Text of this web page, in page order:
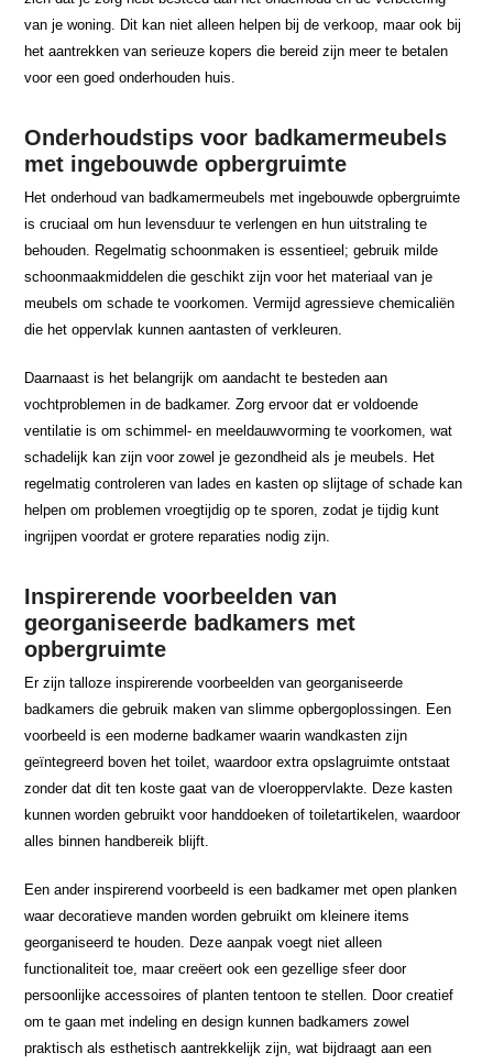
van je woning. Dit kan niet alleen helpen bij de verkoop, maar ook bij
het aantrekken van serieuze kopers die bereid zijn meer te betalen
voor een goed onderhouden huis.
Onderhoudstips voor badkamermeubels
met ingebouwde opbergruimte
Het onderhoud van badkamermeubels met ingebouwde opbergruimte
is cruciaal om hun levensduur te verlengen en hun uitstraling te
behouden. Regelmatig schoonmaken is essentieel; gebruik milde
schoonmaakmiddelen die geschikt zijn voor het materiaal van je
meubels om schade te voorkomen. Vermijd agressieve chemicaliën
die het oppervlak kunnen aantasten of verkleuren.
Daarnaast is het belangrijk om aandacht te besteden aan
vochtproblemen in de badkamer. Zorg ervoor dat er voldoende
ventilatie is om schimmel- en meeldauwvorming te voorkomen, wat
schadelijk kan zijn voor zowel je gezondheid als je meubels. Het
regelmatig controleren van lades en kasten op slijtage of schade kan
helpen om problemen vroegtijdig op te sporen, zodat je tijdig kunt
ingrijpen voordat er grotere reparaties nodig zijn.
Inspirerende voorbeelden van
georganiseerde badkamers met
opbergruimte
Er zijn talloze inspirerende voorbeelden van georganiseerde
badkamers die gebruik maken van slimme opbergoplossingen. Een
voorbeeld is een moderne badkamer waarin wandkasten zijn
geïntegreerd boven het toilet, waardoor extra opslagruimte ontstaat
zonder dat dit ten koste gaat van de vloeroppervlakte. Deze kasten
kunnen worden gebruikt voor handdoeken of toiletartikelen, waardoor
alles binnen handbereik blijft.
Een ander inspirerend voorbeeld is een badkamer met open planken
waar decoratieve manden worden gebruikt om kleinere items
georganiseerd te houden. Deze aanpak voegt niet alleen
functionaliteit toe, maar creëert ook een gezellige sfeer door
persoonlijke accessoires of planten tentoon te stellen. Door creatief
om te gaan met indeling en design kunnen badkamers zowel
praktisch als esthetisch aantrekkelijk zijn, wat bijdraagt aan een